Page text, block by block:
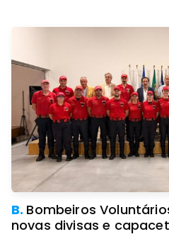
B. Bombeiros
novas divisas e